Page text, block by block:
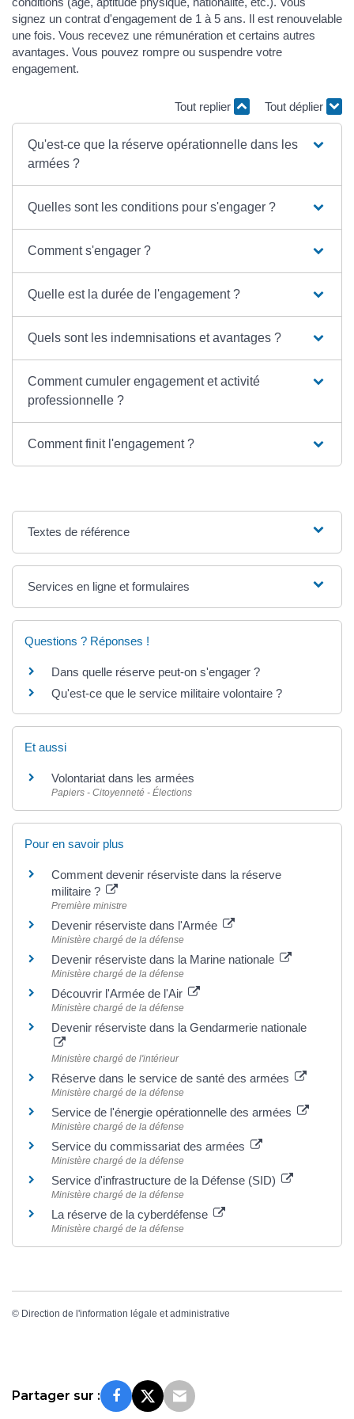
signez un contrat d'engagement de 1 à 5 ans. Il est renouvelable
une fois. Vous recevez une rémunération et certains autres
avantages. Vous pouvez rompre ou suspendre votre
engagement.
Tout replier Tout déplier
Qu'est-ce que la réserve opérationnelle dans les
armées ?
Quelles sont les conditions pour s'engager ?
Comment s'engager ?
Quelle est la durée de l'engagement ?
Quels sont les indemnisations et avantages ?
Comment cumuler engagement et activité
professionnelle ?
Comment finit l'engagement ?
Textes de référence
Services en ligne et formulaires
Questions ? Réponses !
Dans quelle réserve peut-on s'engager ?
Qu'est-ce que le service militaire volontaire ?
Et aussi
Volontariat dans les armées
Papiers - Citoyenneté - Élections
Pour en savoir plus
Comment devenir réserviste dans la réserve
militaire ?
Première ministre
Devenir réserviste dans l'Armée
Ministère chargé de la défense
Devenir réserviste dans la Marine nationale
Ministère chargé de la défense
Découvrir l'Armée de l'Air
Ministère chargé de la défense
Devenir réserviste dans la Gendarmerie nationale
Ministère chargé de l'intérieur
Réserve dans le service de santé des armées
Ministère chargé de la défense
Service de l'énergie opérationnelle des armées
Ministère chargé de la défense
Service du commissariat des armées
Ministère chargé de la défense
Service d'infrastructure de la Défense (SID)
Ministère chargé de la défense
La réserve de la cyberdéfense
Ministère chargé de la défense
© Direction de l'information légale et administrative
Partager sur :